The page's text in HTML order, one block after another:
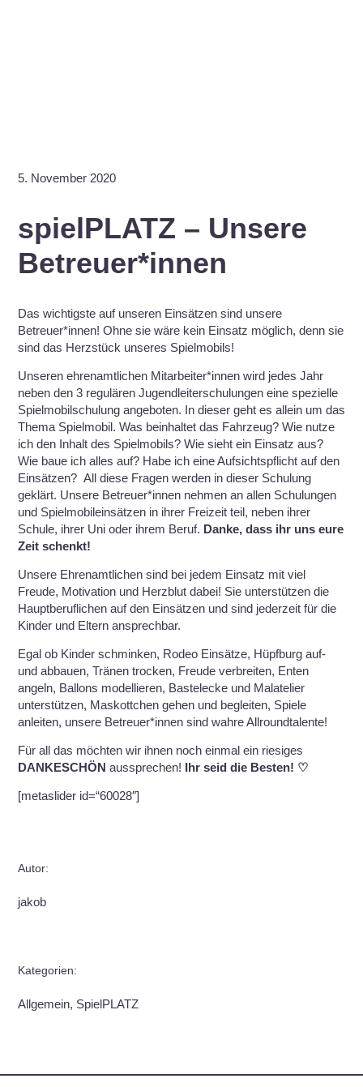
5. November 2020
spielPLATZ – Unsere
Betreuer*innen
Das wichtigste auf unseren Einsätzen sind unsere
Betreuer*innen! Ohne sie wäre kein Einsatz möglich, denn sie
sind das Herzstück unseres Spielmobils!
Unseren ehrenamtlichen Mitarbeiter*innen wird jedes Jahr
neben den 3 regulären Jugendleiterschulungen eine spezielle
Spielmobilschulung angeboten. In dieser geht es allein um das
Thema Spielmobil. Was beinhaltet das Fahrzeug? Wie nutze
ich den Inhalt des Spielmobils? Wie sieht ein Einsatz aus?
Wie baue ich alles auf? Habe ich eine Aufsichtspflicht auf den
Einsätzen? All diese Fragen werden in dieser Schulung
geklärt. Unsere Betreuer*innen nehmen an allen Schulungen
und Spielmobileinsätzen in ihrer Freizeit teil, neben ihrer
Schule, ihrer Uni oder ihrem Beruf. Danke, dass ihr uns eure
Zeit schenkt!
Unsere Ehrenamtlichen sind bei jedem Einsatz mit viel
Freude, Motivation und Herzblut dabei! Sie unterstützen die
Hauptberuflichen auf den Einsätzen und sind jederzeit für die
Kinder und Eltern ansprechbar.
Egal ob Kinder schminken, Rodeo Einsätze, Hüpfburg auf-
und abbauen, Tränen trocken, Freude verbreiten, Enten
angeln, Ballons modellieren, Bastelecke und Malatelier
unterstützen, Maskottchen gehen und begleiten, Spiele
anleiten, unsere Betreuer*innen sind wahre Allroundtalente!
Für all das möchten wir ihnen noch einmal ein riesiges
DANKESCHÖN aussprechen! Ihr seid die Besten! ♡
[metaslider id=“60028″]
Autor:
jakob
Kategorien:
Allgemein, SpielPLATZ